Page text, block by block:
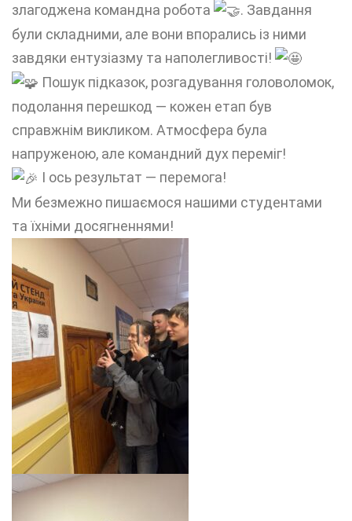
злагоджена командна робота
. Завдання
були складними, але вони впорались із ними
завдяки ентузіазму та наполегливості!
Пошук підказок, розгадування головоломок,
подолання перешкод — кожен етап був
справжнім викликом. Атмосфера була
напруженою, але командний дух переміг!
І ось результат — перемога!
Ми безмежно пишаємося нашими студентами
та їхніми досягненнями!